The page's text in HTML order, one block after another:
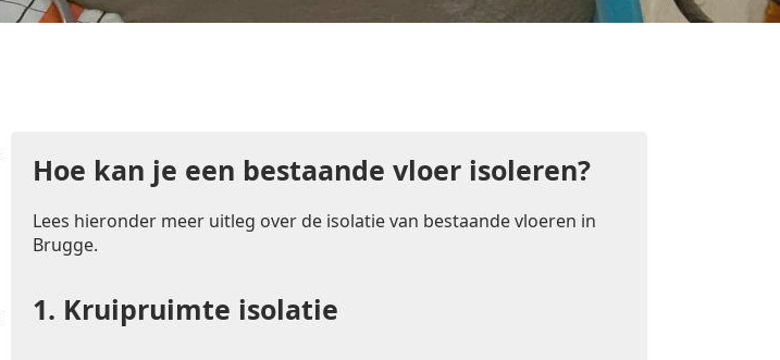
Hoe kan je een bestaande vloer isoleren?
Lees hieronder meer uitleg over de isolatie van bestaande vloeren in
Brugge.
1. Kruipruimte isolatie